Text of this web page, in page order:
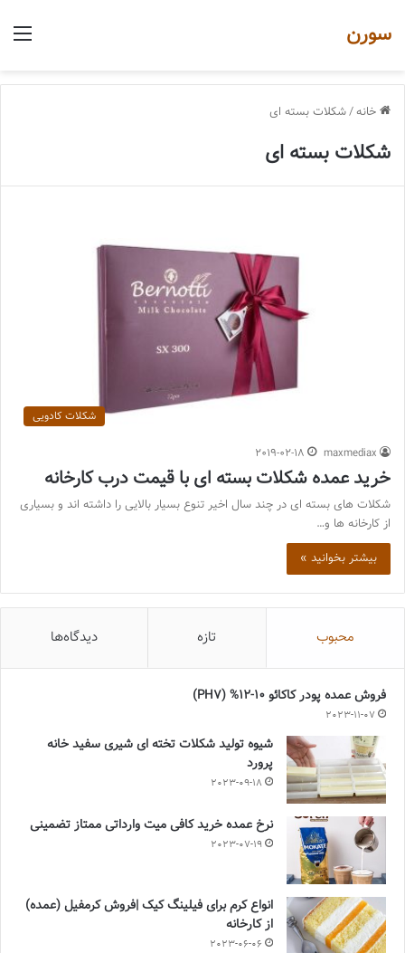
سورن
خانه/شکلات بسته ای
شکلات بسته ای
شکلات کادویی
maxmediax
2019-02-18
خرید عمده شکلات بسته ای با قیمت درب کارخانه
شکلات های بسته ای در چند سال اخیر تنوع بسیار بالایی را داشته اند و بسیاری
از کارخانه ها و…
بیشتر بخوانید »
محبوب تازه دیدگاه‌ها
فروش عمده پودر کاکائو 10-12% (PH7)
2023-11-07
شیوه تولید شکلات تخته ای شیری سفید خانه
پرورد
2023-09-18
نرخ عمده خرید کافی میت وارداتی ممتاز تضمینی
2023-07-19
انواع کرم برای فیلینگ کیک |فروش کرمفیل (عمده)
از کارخانه
2023-06-06